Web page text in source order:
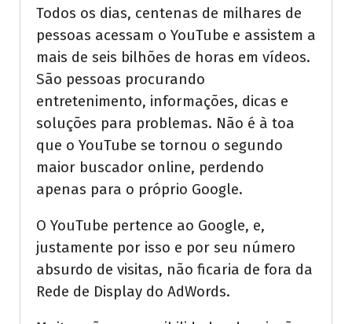
Todos os dias, centenas de milhares de
pessoas acessam o YouTube e assistem a
mais de seis bilhões de horas em vídeos.
São pessoas procurando
entretenimento, informações, dicas e
soluções para problemas. Não é à toa
que o YouTube se tornou o segundo
maior buscador online, perdendo
apenas para o próprio Google.
O YouTube pertence ao Google, e,
justamente por isso e por seu número
absurdo de visitas, não ficaria de fora da
Rede de Display do AdWords.